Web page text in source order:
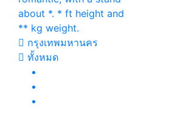
about *. * ft height and
** kg weight.
กรุงเทพมหานคร
ทั้งหมด